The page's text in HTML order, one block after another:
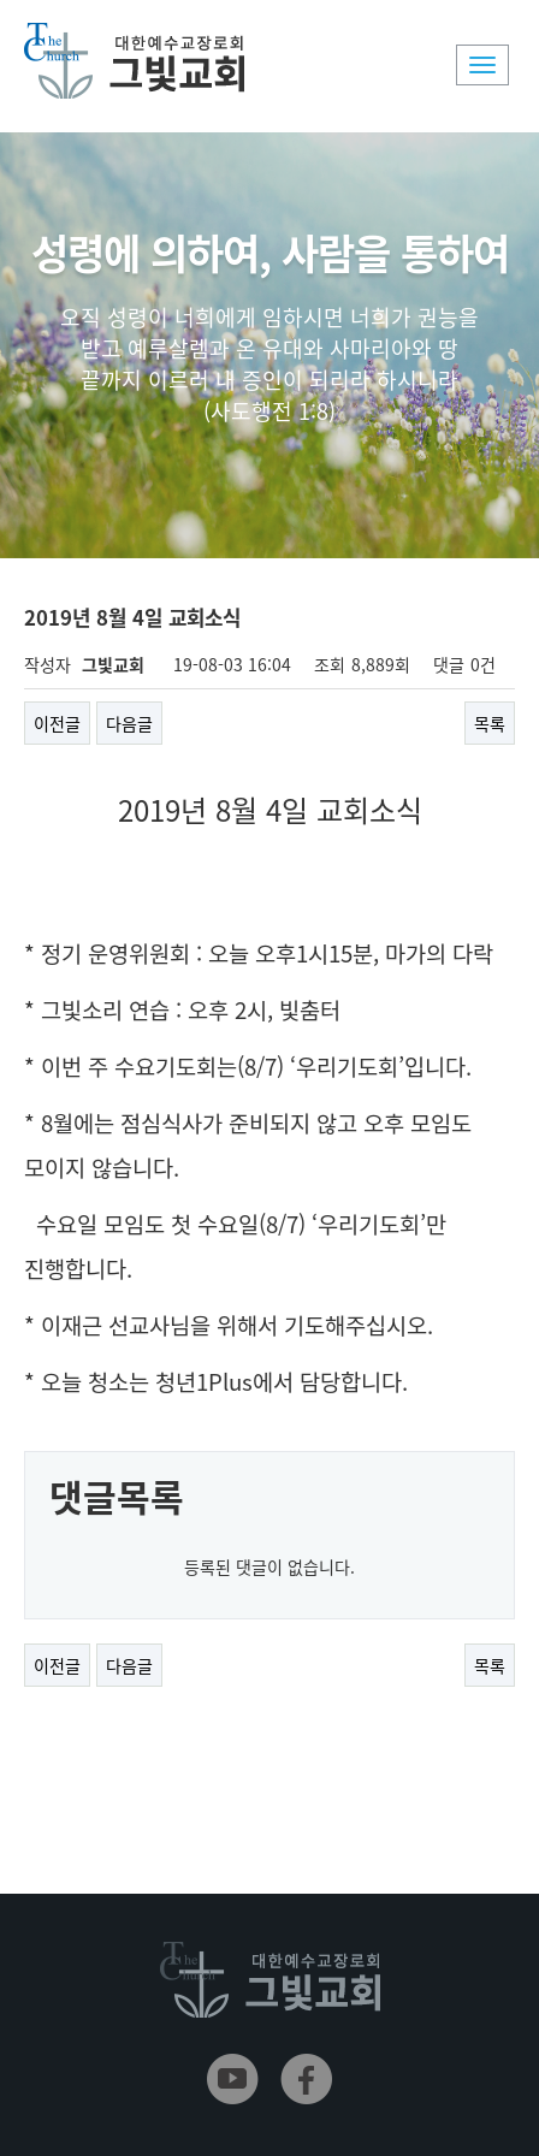
Toggle
성령에 의하여, 사람을 통하여
오직 성령이 너희에게 임하시면 너희가 권능을
받고 예루살렘과 온 유대와 사마리아와 땅
끝까지 이르러 내 증인이 되리라 하시니라
(사도행전 1:8)
2019년 8월 4일 교회소식
작성자 그빛교회 19-08-03 16:04 조회 8,889회 댓글 0건
이전글 다음글 목록
2019년 8월 4일 교회소식
* 정기 운영위원회 : 오늘 오후1시15분, 마가의 다락
* 그빛소리 연습 : 오후 2시, 빛춤터
* 이번 주 수요기도회는(8/7) ‘우리기도회’입니다.
* 8월에는 점심식사가 준비되지 않고 오후 모임도
모이지 않습니다.
수요일 모임도 첫 수요일(8/7) ‘우리기도회’만
진행합니다.
* 이재근 선교사님을 위해서 기도해주십시오.
* 오늘 청소는 청년1Plus에서 담당합니다.
댓글목록
등록된 댓글이 없습니다.
이전글 다음글 목록